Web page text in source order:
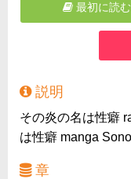
最初に読む
説明
その炎の名は性癖
は性癖 manga
章